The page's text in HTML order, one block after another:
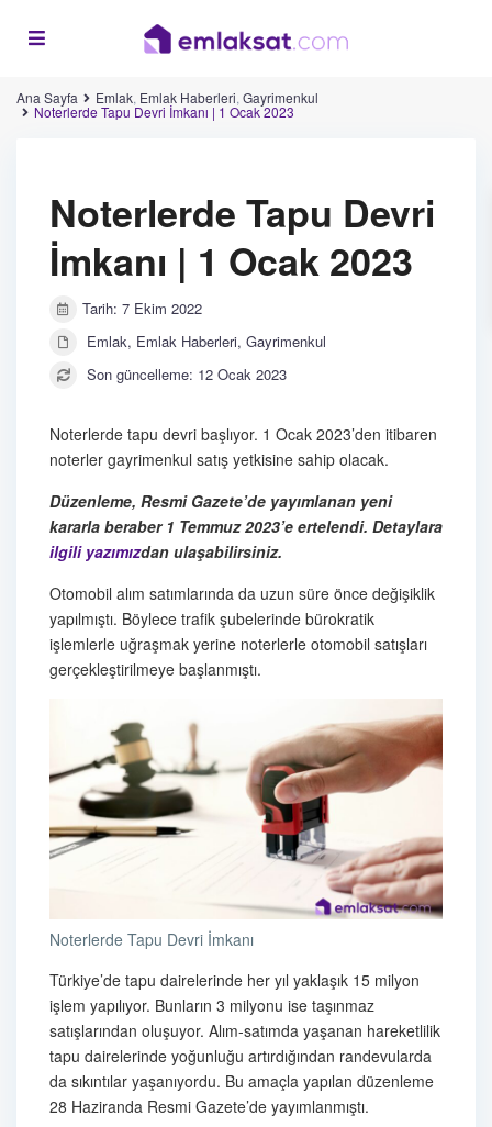
Ana Sayfa Emlak, Emlak Haberleri, Gayrimenkul
Noterlerde Tapu Devri İmkanı | 1 Ocak 2023
Noterlerde Tapu Devri
İmkanı | 1 Ocak 2023
Tarih: 7 Ekim 2022
Emlak, Emlak Haberleri, Gayrimenkul
Son güncelleme: 12 Ocak 2023
Noterlerde tapu devri başlıyor. 1 Ocak 2023’den itibaren
noterler gayrimenkul satış yetkisine sahip olacak.
Düzenleme, Resmi Gazete’de yayımlanan yeni
kararla beraber 1 Temmuz 2023’e ertelendi. Detaylara
ilgili yazımızdan ulaşabilirsiniz.
Otomobil alım satımlarında da uzun süre önce değişiklik
yapılmıştı. Böylece trafik şubelerinde bürokratik
işlemlerle uğraşmak yerine noterlerle otomobil satışları
gerçekleştirilmeye başlanmıştı.
Noterlerde Tapu Devri İmkanı
Türkiye’de tapu dairelerinde her yıl yaklaşık 15 milyon
işlem yapılıyor. Bunların 3 milyonu ise taşınmaz
satışlarından oluşuyor. Alım-satımda yaşanan hareketlilik
tapu dairelerinde yoğunluğu artırdığından randevularda
da sıkıntılar yaşanıyordu. Bu amaçla yapılan düzenleme
28 Haziranda Resmi Gazete’de yayımlanmıştı.